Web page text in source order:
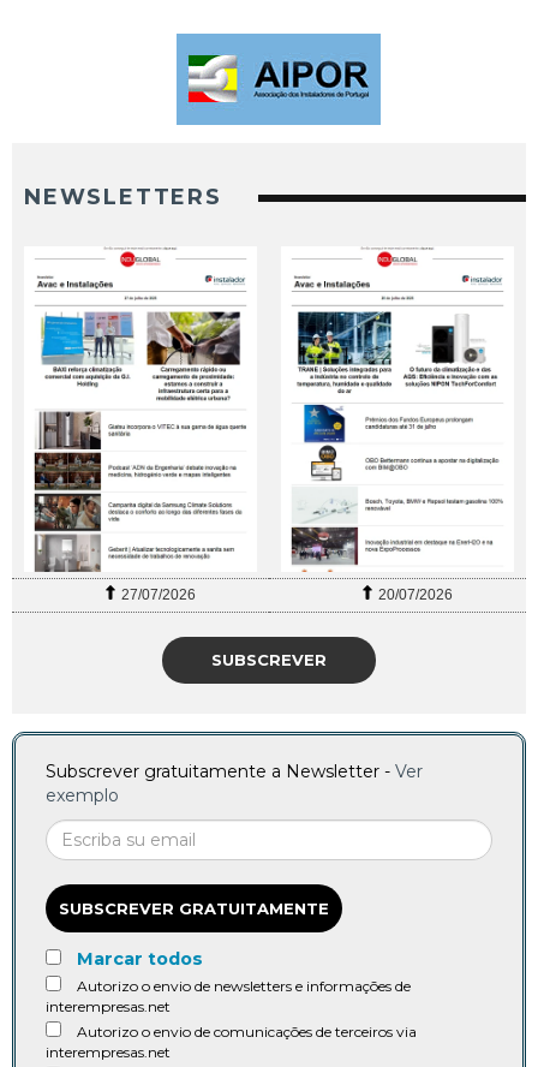
NEWSLETTERS
27/07/2026 20/07/2026
SUBSCREVER
Subscrever gratuitamente a Newsletter - Ver
exemplo
SUBSCREVER GRATUITAMENTE
Marcar todos
Autorizo o envio de newsletters e informações de
interempresas.net
Autorizo o envio de comunicações de terceiros via
interempresas.net